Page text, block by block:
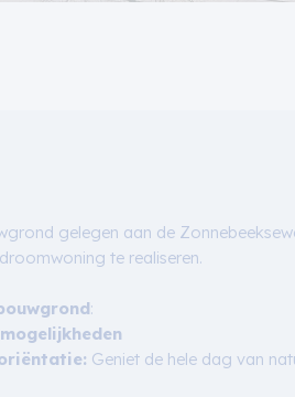
gelegen aan de
te realiseren.
:
Geniet de hele dag van